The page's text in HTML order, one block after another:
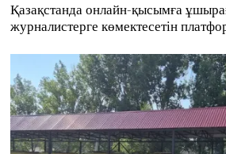
g
u
t
6
,
2
0
2
6
Қазақстанда онлайн-қысымға
журналистерге көмектесетін